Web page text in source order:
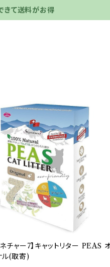
きて送料がお得
ネチャー7】キャットリター PEAS
ル(取寄)